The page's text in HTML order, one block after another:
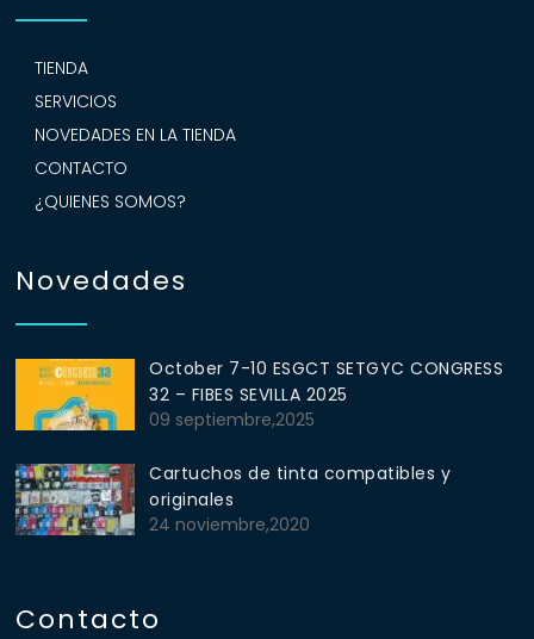
TIENDA
SERVICIOS
NOVEDADES EN LA TIENDA
CONTACTO
¿QUIENES SOMOS?
Novedades
October 7-10 ESGCT SETGYC CONGRESS
32 – FIBES SEVILLA 2025
09 septiembre,2025
Cartuchos de tinta compatibles y
originales
24 noviembre,2020
Contacto